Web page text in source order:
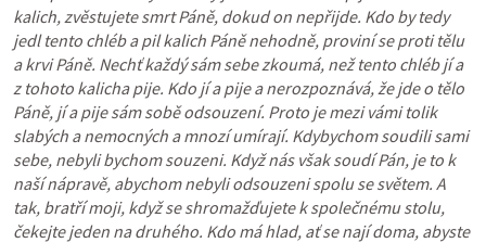
kalich, zvěstujete smrt Páně, dokud on nepřijde. Kdo by tedy
jedl tento chléb a pil kalich Páně nehodně, proviní se proti tělu
a krvi Páně. Nechť každý sám sebe zkoumá, než tento chléb jí a
z tohoto kalicha pije. Kdo jí a pije a nerozpoznává, že jde o tělo
Páně, jí a pije sám sobě odsouzení. Proto je mezi vámi tolik
slabých a nemocných a mnozí umírají. Kdybychom soudili sami
sebe, nebyli bychom souzeni. Když nás však soudí Pán, je to k
naší nápravě, abychom nebyli odsouzeni spolu se světem. A
tak, bratří moji, když se shromažďujete k společnému stolu,
čekejte jeden na druhého. Kdo má hlad, ať se nají doma, abyste